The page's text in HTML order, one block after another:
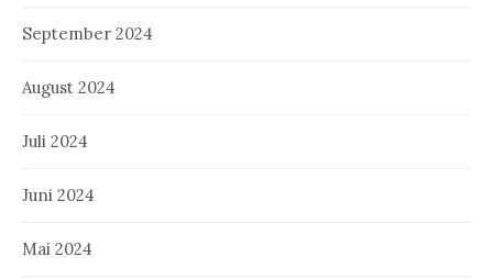
September 2024
August 2024
Juli 2024
Juni 2024
Mai 2024